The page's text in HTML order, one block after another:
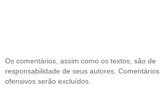
Os comentários, assim como os textos, são de
responsabilidade de seus autores. Comentários
ofensivos serão excluídos.